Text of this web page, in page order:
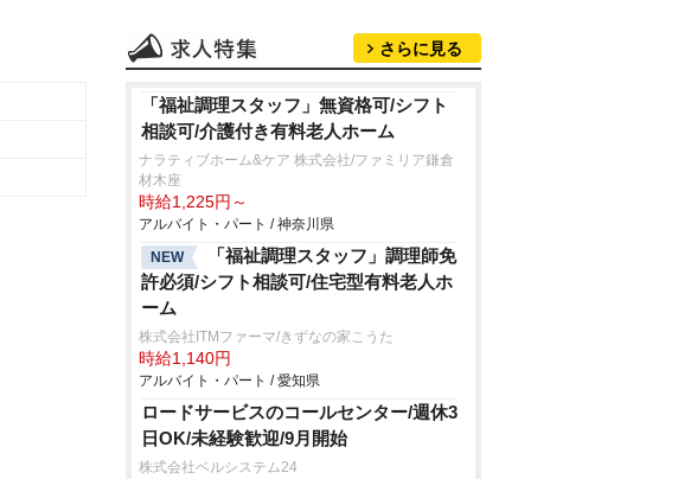
さらに見る
「福祉調理スタッフ」無資格可/シフト
相談可/介護付き有料老人ホーム
ナラティブホーム&ケア 株式会社/ファミリア鎌倉
材木座
時給1,225円～
アルバイト・パート / 神奈川県
NEW
「福祉調理スタッフ」調理師免
許必須/シフト相談可/住宅型有料老人ホ
ーム
株式会社ITMファーマ/きずなの家こうた
時給1,140円
アルバイト・パート / 愛知県
ロードサービスのコールセンター/週休3
日OK/未経験歓迎/9月開始
株式会社ベルシステム24